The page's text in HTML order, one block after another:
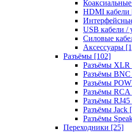
HDMI кабели
USB кабели /
Силовые
Аксессуары
Разъёмы [102]
Разъёмы XLR
Разъёмы BNC
Разъёмы
Разъёмы RCA
Разъёмы RJ45
Разъёмы Jack
Разъёмы
Переходники [25]